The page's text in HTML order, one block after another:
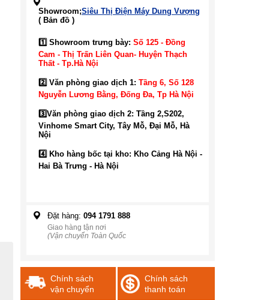
Showroom;Siêu Thị Điện Máy Dung Vượng
( Bản đồ )
1️⃣ Showroom trưng bày: Số 125 - Đồng
Cam - Thị Trấn Liên Quan- Huyện Thạch
Thất - Tp.Hà Nội
2️⃣ Văn phòng giao dịch 1: Tầng 6, Số 128
Nguyễn Lương Bằng, Đống Đa, Tp Hà Nội
3️⃣Văn phòng giao dịch 2: Tầng 2,S202,
Vinhome Smart City, Tây Mỗ, Đại Mỗ, Hà
Nội
4️⃣ Kho hàng bốc tại kho: Kho Cảng Hà Nội -
Hai Bà Trưng - Hà Nội
Đặt hàng: 094 1791 888
Giao hàng tận nơi
(Vận chuyển Toàn Quốc
Chính sách
vận chuyển
Chính sách
thanh toán